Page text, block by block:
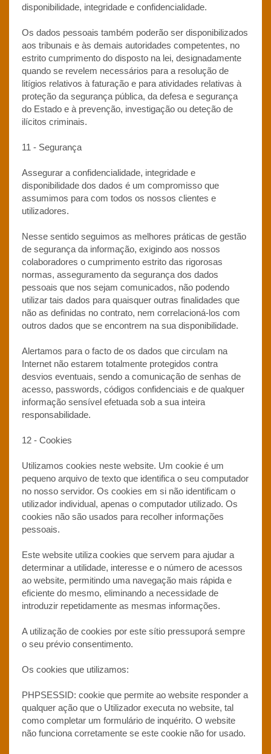
disponibilidade, integridade e confidencialidade.
Os dados pessoais também poderão ser disponibilizados
aos tribunais e às demais autoridades competentes, no
estrito cumprimento do disposto na lei, designadamente
quando se revelem necessários para a resolução de
litígios relativos à faturação e para atividades relativas à
proteção da segurança pública, da defesa e segurança
do Estado e à prevenção, investigação ou deteção de
ilícitos criminais.
11 - Segurança
Assegurar a confidencialidade, integridade e
disponibilidade dos dados é um compromisso que
assumimos para com todos os nossos clientes e
utilizadores.
Nesse sentido seguimos as melhores práticas de gestão
de segurança da informação, exigindo aos nossos
colaboradores o cumprimento estrito das rigorosas
normas, asseguramento da segurança dos dados
pessoais que nos sejam comunicados, não podendo
utilizar tais dados para quaisquer outras finalidades que
não as definidas no contrato, nem correlacioná-los com
outros dados que se encontrem na sua disponibilidade.
Alertamos para o facto de os dados que circulam na
Internet não estarem totalmente protegidos contra
desvios eventuais, sendo a comunicação de senhas de
acesso, passwords, códigos confidenciais e de qualquer
informação sensível efetuada sob a sua inteira
responsabilidade.
12 - Cookies
Utilizamos cookies neste website. Um cookie é um
pequeno arquivo de texto que identifica o seu computador
no nosso servidor. Os cookies em si não identificam o
utilizador individual, apenas o computador utilizado. Os
cookies não são usados para recolher informações
pessoais.
Este website utiliza cookies que servem para ajudar a
determinar a utilidade, interesse e o número de acessos
ao website, permitindo uma navegação mais rápida e
eficiente do mesmo, eliminando a necessidade de
introduzir repetidamente as mesmas informações.
A utilização de cookies por este sítio pressuporá sempre
o seu prévio consentimento.
Os cookies que utilizamos:
PHPSESSID: cookie que permite ao website responder a
qualquer ação que o Utilizador executa no website, tal
como completar um formulário de inquérito. O website
não funciona corretamente se este cookie não for usado.